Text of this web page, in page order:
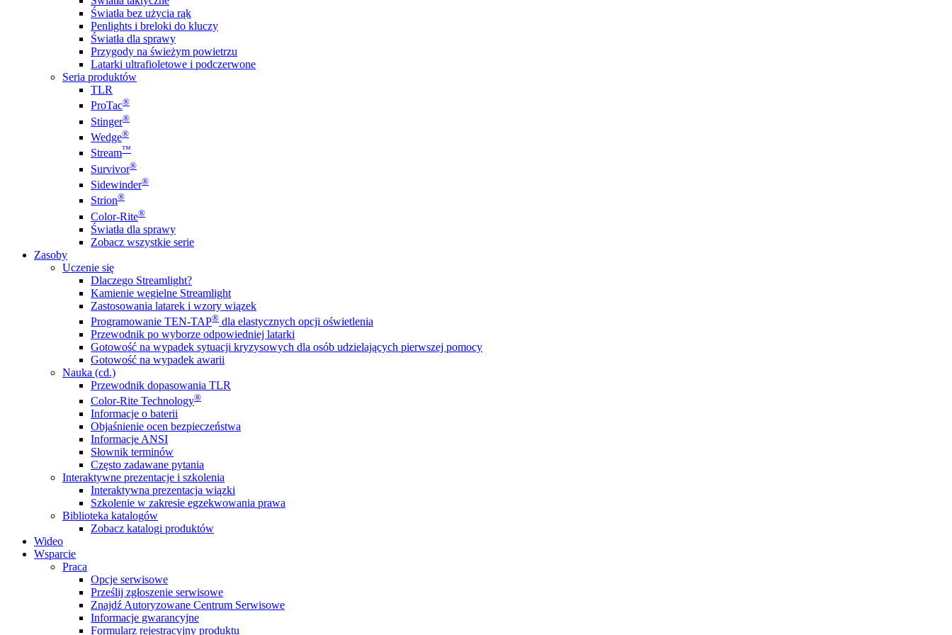
Światła bez użycia rąk
Penlights i breloki do kluczy
Światła dla sprawy
Przygody na świeżym powietrzu
Latarki ultrafioletowe i podczerwone
Seria produktów
TLR
ProTac®
Stinger®
Wedge®
Stream™
Survivor®
Sidewinder®
Strion®
Color-Rite®
Światła dla sprawy
Zobacz wszystkie serie
Zasoby
Uczenie się
Dlaczego Streamlight?
Kamienie węgielne Streamlight
Zastosowania latarek i wzory wiązek
Programowanie TEN-TAP® dla elastycznych opcji oświetlenia
Przewodnik po wyborze odpowiedniej latarki
Gotowość na wypadek sytuacji kryzysowych dla osób udzielających pierwszej pomocy
Gotowość na wypadek awarii
Nauka (cd.)
Przewodnik dopasowania TLR
Color-Rite Technology®
Informacje o baterii
Objaśnienie ocen bezpieczeństwa
Informacje ANSI
Słownik terminów
Często zadawane pytania
Interaktywne prezentacje i szkolenia
Interaktywna prezentacja wiązki
Szkolenie w zakresie egzekwowania prawa
Biblioteka katalogów
Zobacz katalogi produktów
Wideo
Wsparcie
Praca
Opcje serwisowe
Prześlij zgłoszenie serwisowe
Znajdź Autoryzowane Centrum Serwisowe
Informacje gwarancyjne
Formularz rejestracyjny produktu